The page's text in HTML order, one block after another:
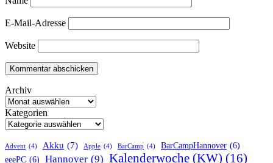
E-Mail-Adresse
Website
Archiv
Kategorien
Advent (4) Akku (7) Apple (4) BarCamp (4) BarCampHannover (6)
eeePC (6) Hannover (9) Kalenderwoche (KW) (16)